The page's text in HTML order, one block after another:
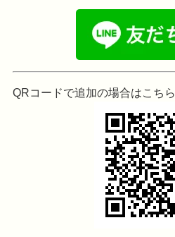
QRコードで追加の場合はこちら